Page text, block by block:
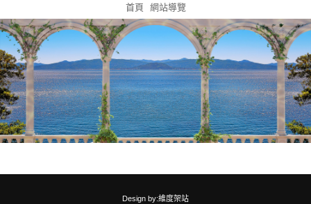
首頁 網站導覽
Design by:維度架站